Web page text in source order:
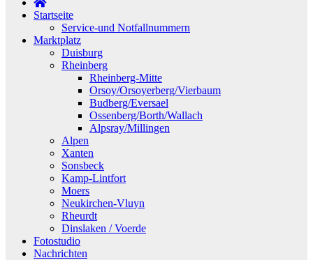
Startseite
Service-und Notfallnummern
Marktplatz
Duisburg
Rheinberg
Rheinberg-Mitte
Orsoy/Orsoyerberg/Vierbaum
Budberg/Eversael
Ossenberg/Borth/Wallach
Alpsray/Millingen
Alpen
Xanten
Sonsbeck
Kamp-Lintfort
Moers
Neukirchen-Vluyn
Rheurdt
Dinslaken / Voerde
Fotostudio
Nachrichten